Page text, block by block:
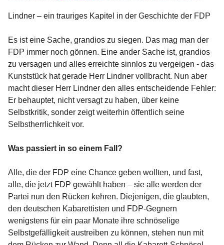
Lindner – ein trauriges Kapitel in der Geschichte der FDP
Es ist eine Sache, grandios zu siegen. Das mag man der
FDP immer noch gönnen. Eine ander Sache ist, grandios
zu versagen und alles erreichte sinnlos zu vergeigen - das
Kunststück hat gerade Herr Lindner vollbracht. Nun aber
macht dieser Herr Lindner den alles entscheidende Fehler:
Er behauptet, nicht versagt zu haben, über keine
Selbstkritik, sonder zeigt weiterhin öffentlich seine
Selbstherrlichkeit vor.
Was passiert in so einem Fall?
Alle, die der FDP eine Chance geben wollten, und fast,
alle, die jetzt FDP gewählt haben – sie alle werden der
Partei nun den Rücken kehren. Diejenigen, die glaubten,
den deutschen Kabarettisten und FDP-Gegnern
wenigstens für ein paar Monate ihre schnöselige
Selbstgefälligkeit austreiben zu können, stehen nun mit